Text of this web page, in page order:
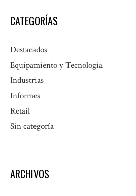
CATEGORÍAS
Destacados
Equipamiento y Tecnología
Industrias
Informes
Retail
Sin categoría
ARCHIVOS